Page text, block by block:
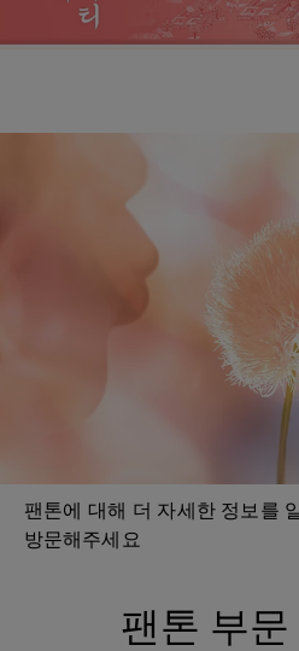
팬톤에 대해 더 자세한 정보를
방문해주세요
팬톤 부